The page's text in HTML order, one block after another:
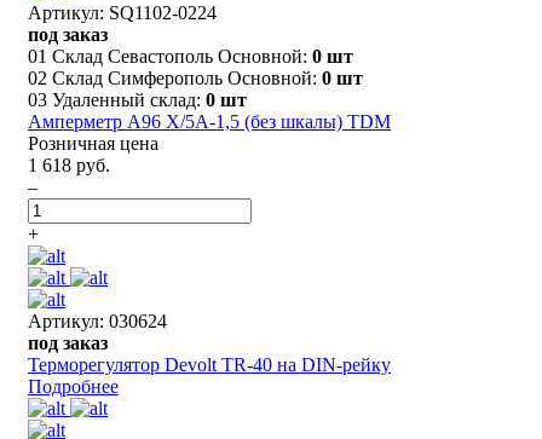
Артикул: SQ1102-0224
под заказ
01 Склад Севастополь Основной: 0 шт
02 Склад Симферополь Основной: 0 шт
03 Удаленный склад: 0 шт
Амперметр А96 X/5А-1,5 (без шкалы) TDM
Розничная цена
1 618 руб.
–
+
Артикул: 030624
под заказ
Терморегулятор Devolt TR-40 на DIN-рейку
Подробнее